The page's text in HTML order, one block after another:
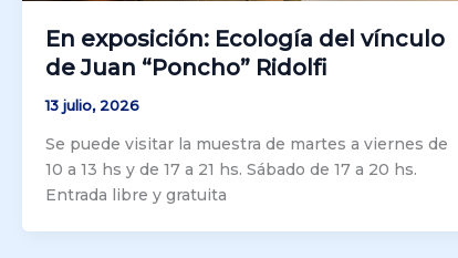
En exposición: Ecología del vínculo
de Juan “Poncho” Ridolfi
13 julio, 2026
Se puede visitar la muestra de martes a viernes de
10 a 13 hs y de 17 a 21 hs. Sábado de 17 a 20 hs.
Entrada libre y gratuita